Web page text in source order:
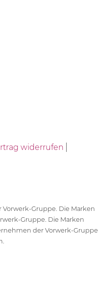
widerrufen
Gruppe. Die Marken
Gruppe. Die Marken
der Vorwerk-Gruppe